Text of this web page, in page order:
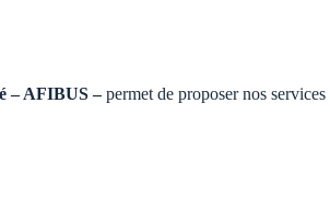
– AFIBUS –permet de proposer nos